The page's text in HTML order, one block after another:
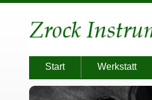
Start Werkstatt